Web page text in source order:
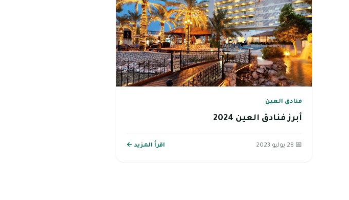
فنادق العين
أبرز فنادق العين 2024
📅 28 يوليو 2023 اقرأ المزيد ←